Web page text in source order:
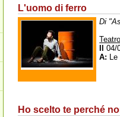
L'uomo di ferro
Di
Teatro
04/
A:
Ho scelto te perché